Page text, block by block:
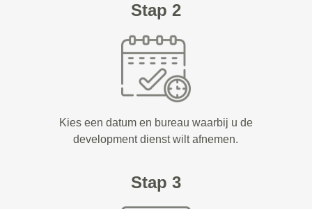
Stap 2
Kies een datum en bureau waarbij u de
development dienst wilt afnemen.
Stap 3